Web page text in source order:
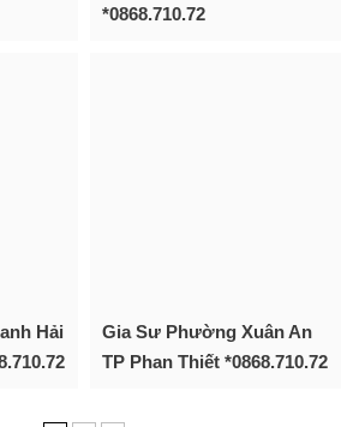
*0868.710.72
Hải
Gia Sư Phường Xuân An
TP Phan Thiết *0868.710.72